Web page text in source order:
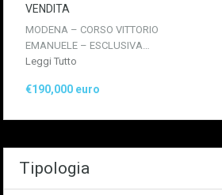
VENDITA
MODENA – CORSO VITTORIO
EMANUELE – ESCLUSIVA…
Leggi Tutto
€190,000 euro
Tipologia